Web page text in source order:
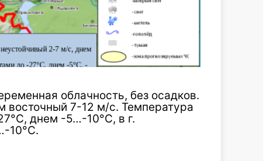
облачность, без осадков.
восточный 7-12 м/с. Температура
днем -5…-10°С, в г.
-10°С.